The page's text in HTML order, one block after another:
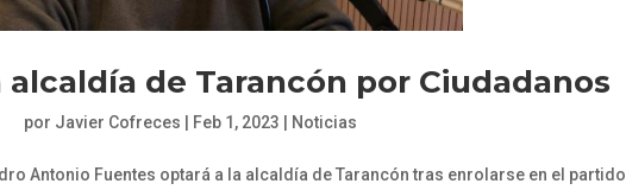
alcaldía de Tarancón por Ciudadanos
por Javier Cofreces Feb 1, 2023 Noticias
Antonio Fuentes optará a la alcaldía de Tarancón tras enrolarse en el partido